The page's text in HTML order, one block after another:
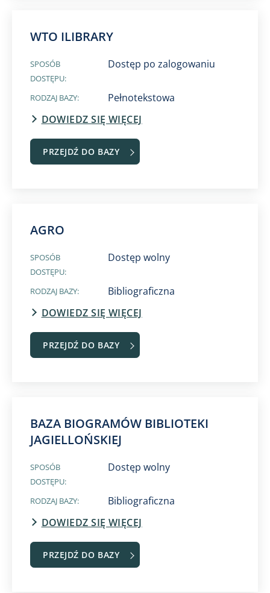
WTO ILIBRARY​
SPOSÓB
DOSTĘPU:
Dostęp po zalogowaniu
RODZAJ BAZY:
Pełnotekstowa
DOWIEDZ SIĘ WIĘCEJ
PRZEJDŹ DO BAZY
AGRO
SPOSÓB
DOSTĘPU:
Dostęp wolny
RODZAJ BAZY:
Bibliograficzna
DOWIEDZ SIĘ WIĘCEJ
PRZEJDŹ DO BAZY
BAZA BIOGRAMÓW BIBLIOTEKI
JAGIELLOŃSKIEJ
SPOSÓB
DOSTĘPU:
Dostęp wolny
RODZAJ BAZY:
Bibliograficzna
DOWIEDZ SIĘ WIĘCEJ
PRZEJDŹ DO BAZY